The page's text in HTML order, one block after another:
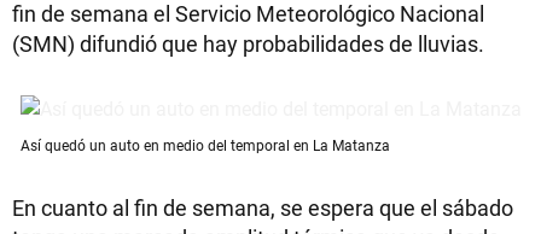
fin de semana el Servicio Meteorológico Nacional
(SMN) difundió que hay probabilidades de lluvias.
Así quedó un auto en medio del temporal en La Matanza
En cuanto al fin de semana, se espera que el sábado